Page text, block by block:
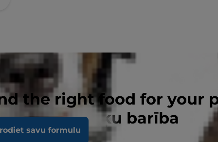
the right food for your
savu formulu
Stress kaķu barība